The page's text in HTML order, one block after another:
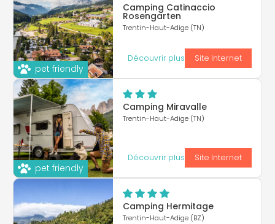
pet friendly
Camping Catinaccio
Rosengarten
Trentin-Haut-Adige (TN)
Découvrir plus Site Internet
pet friendly
Camping Miravalle
Trentin-Haut-Adige (TN)
Découvrir plus Site Internet
Camping Hermitage
Trentin-Haut-Adige (BZ)